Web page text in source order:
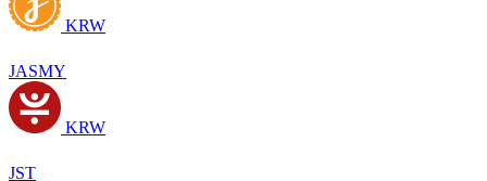
KRW
JASMY
KRW
JST